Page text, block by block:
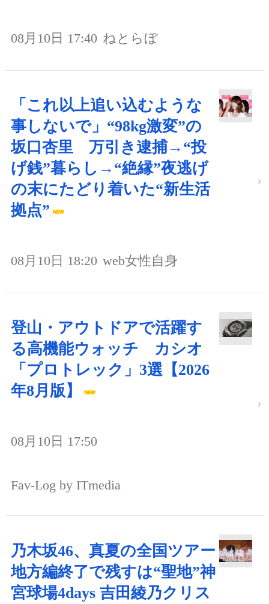
08月10日 17:40 ねとらぼ
「これ以上追い込むような
事しないで」“98kg激変”の
坂口杏里 万引き逮捕→“投
げ銭”暮らし→“絶縁”夜逃げ
の末にたどり着いた“新生活
拠点”
08月10日 18:20 web女性自身
登山・アウトドアで活躍す
る高機能ウォッチ カシオ
「プロトレック」3選【2026
年8月版】
08月10日 17:50
Fav-Log by ITmedia
乃木坂46、真夏の全国ツアー
地方編終了で残すは“聖地”神
宮球場4days 吉田綾乃クリス